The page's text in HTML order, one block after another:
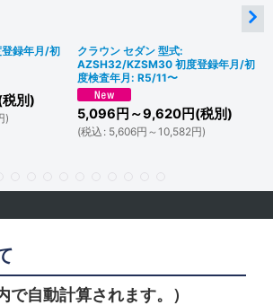
録年月/初
税別)
)
クラウン セダン 型式:
AZSH32/KZSM30 初度登録年月/初
度検査年月: R5/11〜
5,096 円 ～9,620円(税別)
(税込 : 5,606円 ～10,582円)
で自動計算されます。）